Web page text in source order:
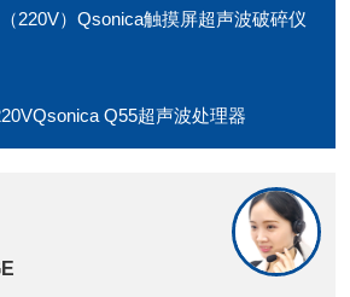
220V）Qsonica触摸屏超声波破碎仪
Q55超声波处理器